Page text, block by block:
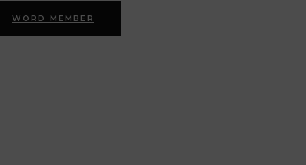
WORD MEMBER